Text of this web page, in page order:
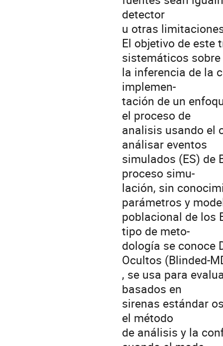
detector
u otras
El objetivo de este
sistemáticos sobre
la inferencia de la
implemen-
tación de un
el proceso de
analisis usando el
análisar eventos
simulados (ES) de
proceso simu-
lación, sin
parámetros y
poblacional de los
tipo de meto-
dología se conoce
Ocultos (Blinded-
, se usa para
basados en
sirenas estándar
el método
de análisis y la